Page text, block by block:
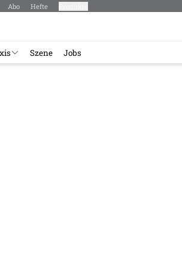
Abo Hefte
Szene Jobs